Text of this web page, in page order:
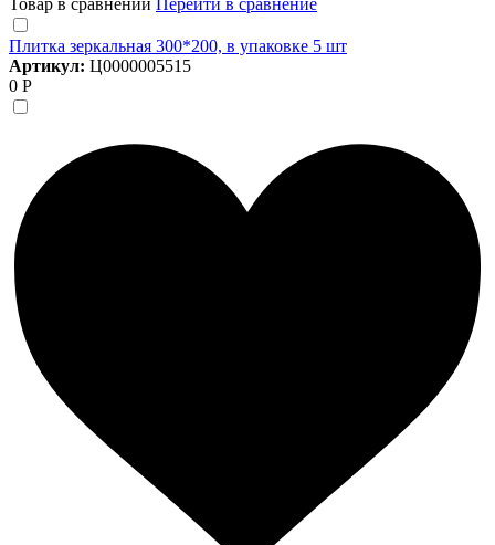
Плитка зеркальная 300*200, в упаковке 5 шт
Артикул: Ц0000005515
0 Р